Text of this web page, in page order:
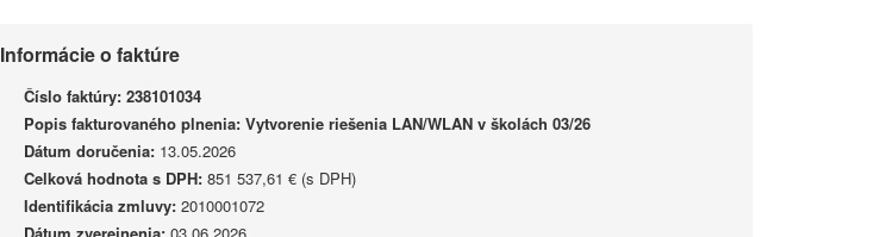
Informácie o faktúre
Číslo faktúry: 238101034
Popis fakturovaného plnenia: Vytvorenie riešenia LAN/WLAN v školách 03/26
Dátum doručenia:13.05.2026
Celková hodnota s DPH:851 537,61 € (s DPH)
Identifikácia zmluvy:2010001072